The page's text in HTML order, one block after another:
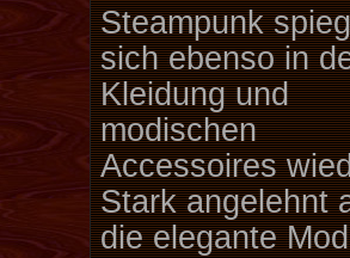
Steampunk
sich ebenso in
Kleidung und
modischen
Accessoires
Stark angelehnt
die elegante